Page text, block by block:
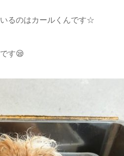
るのはカールくんです☆
す😪